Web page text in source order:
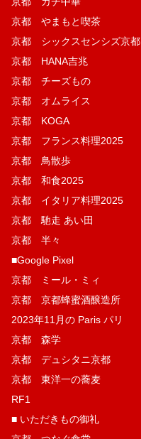
京都 やまもと喫茶
京都 シックスセンシズ京都
京都 HANA吉兆
京都 チーズもの
京都 オムライス
京都 KOGA
京都 フランス料理2025
京都 鳥散歩
京都 和食2025
京都 イタリア料理2025
京都 馳走 あい田
京都 半々
■Google Pixel
京都 ミール・ミィ
京都 京都蜂蜜酒醸造所
2023年11月の Paris パリ
京都 森学
京都 デュシタニ京都
京都 東洋一の蕎麦
RF1
■ いただきもの御礼